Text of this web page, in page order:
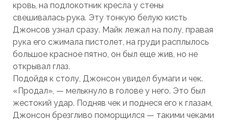
кровь, на подлокотник кресла у стены
свешивалась рука. Эту тонкую белую кисть
Джонсов узнал сразу. Майк лежал на полу, правая
рука его сжимала пистолет, на груди расплылось
большое красное пятно, он был еще жив, но не
открывал глаз.
Подойдя к столу, Джонсон увидел бумаги и чек.
«Продал», — мелькнуло в голове у него. Это был
жестокий удар. Подняв чек и поднеся его к глазам,
Джонсон брезгливо поморщился — такими чеками